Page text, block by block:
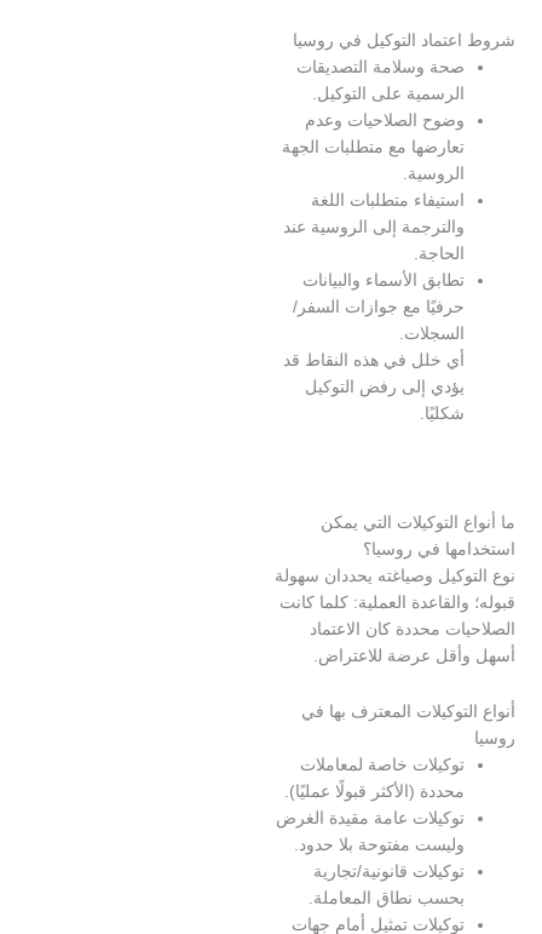
التوكيل في روسيا
وسلامة التصديقات
على التوكيل.
الصلاحيات وعدم
مع متطلبات الجهة
متطلبات اللغة
إلى الروسية عند
الأسماء والبيانات
مع جوازات السفر/
خلل في هذه النقاط قد
إلى رفض التوكيل
التوكيلات التي يمكن
في روسيا؟
وصياغته يحددان سهولة
العملية: كلما كانت
محددة كان الاعتماد
عرضة للاعتراض.
المعترف بها في
خاصة لمعاملات
(الأكثر قبولًا عمليًا).
عامة مقيدة الغرض
مفتوحة بلا حدود.
قانونية/تجارية
نطاق المعاملة.
تمثيل أمام جهات